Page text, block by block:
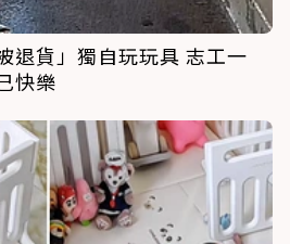
退貨」獨自玩玩具 志工一
快樂